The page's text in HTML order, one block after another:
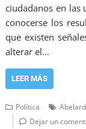
ciudadanos en las
conocerse los
que existen
alterar el…
LEER MÁS
Política
Dejar un